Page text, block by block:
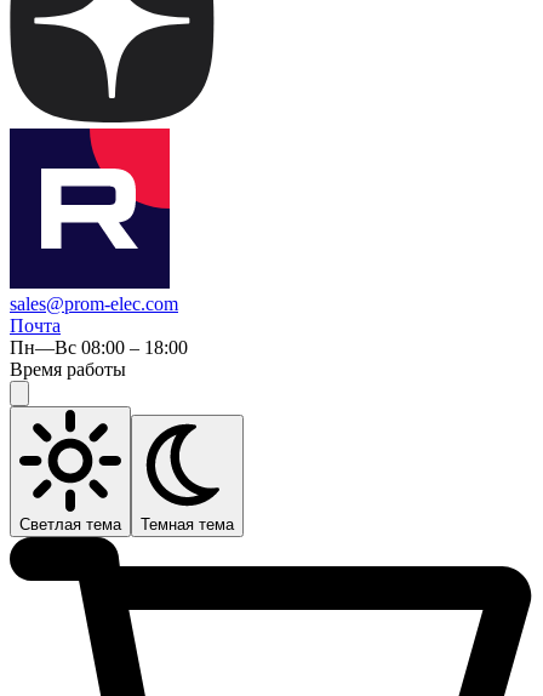
sales@prom-elec.com
Почта
Пн—Вс 08:00 – 18:00
Время работы
Светлая тема Темная тема